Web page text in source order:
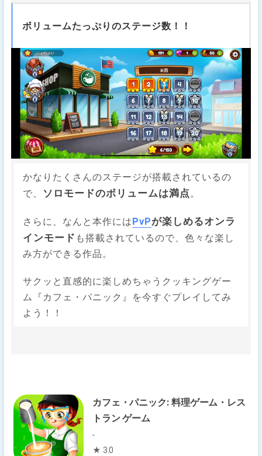
ボリュームたっぷりのステージ数！！
かなりたくさんのステージが搭載されているの
で、 ソロモードのボリュームは満点。
さらに、なんと本作にはPvPが楽しめるオンラ
インモード も搭載されているので、色々な楽し
み方ができる作品。
サクッと直感的に楽しめちゃうクッキングゲー
ム『カフェ・パニック』を今すぐプレイしてみ
よう！！
カフェ・パニック: 料理ゲーム・レス
トラン ゲーム
-
★ 3.0